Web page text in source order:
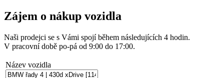
Zájem o nákup vozidla
Naši prodejci se s Vámi spojí během následujících 4 hodin.
V pracovní době po-pá od 9:00 do 17:00.
Název vozidla